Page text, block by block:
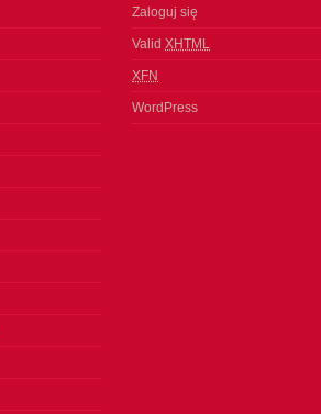
Zaloguj się
Valid XHTML
XFN
WordPress